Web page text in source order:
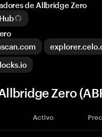
de Allbridge Zero
Zero
Activo